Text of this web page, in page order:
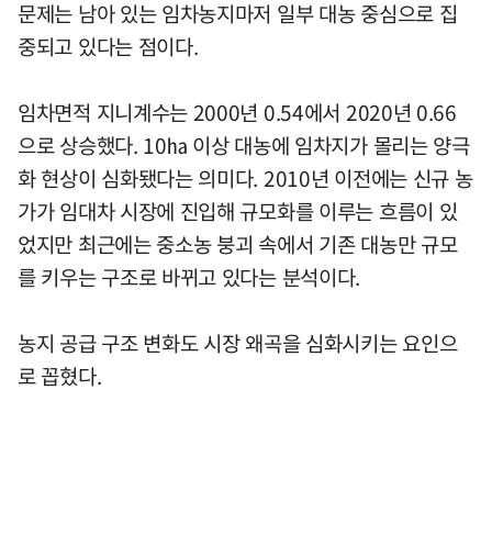
문제는 남아 있는 임차농지마저 일부 대농 중심으로 집
중되고 있다는 점이다.
임차면적 지니계수는 2000년 0.54에서 2020년 0.66
으로 상승했다. 10㏊ 이상 대농에 임차지가 몰리는 양극
화 현상이 심화됐다는 의미다. 2010년 이전에는 신규 농
가가 임대차 시장에 진입해 규모화를 이루는 흐름이 있
었지만 최근에는 중소농 붕괴 속에서 기존 대농만 규모
를 키우는 구조로 바뀌고 있다는 분석이다.
농지 공급 구조 변화도 시장 왜곡을 심화시키는 요인으
로 꼽혔다.